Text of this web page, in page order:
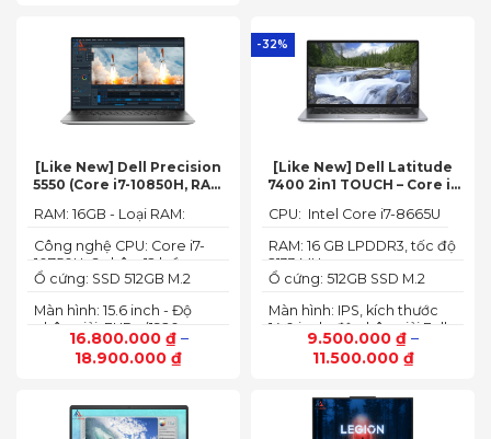
[Like New] Dell Precision
5550 (Core i7-10850H, RAM
Quadro T1000 4G, Màn
15.6” FHD+)
16.800.000 ₫–
18.900.000 ₫
Màn hình: 15.6 inch - Độ
phân giải: FHD+ (1920 x
1200 px)
Ổ cứng: SSD 512GB M.2
Công nghệ CPU: Core i7-
10750H, 6 nhân, 12 luồng
RAM: 16GB - Loại RAM:
-32%
[Like New] Dell Latitude
7400 2in1 TOUCH – Core i7
màn hình 14 inch FHD Cảm
9.500.000 ₫ –
11.500.000 ₫
Màn hình: IPS, kích thước
14.0 inch, độ phân giải Full
HD (1920 x 1080)
Ổ cứng: 512GB SSD M.2
RAM: 16 GB LPDDR3, tốc độ
2133 MHz
CPU: Intel Core i7-8665U